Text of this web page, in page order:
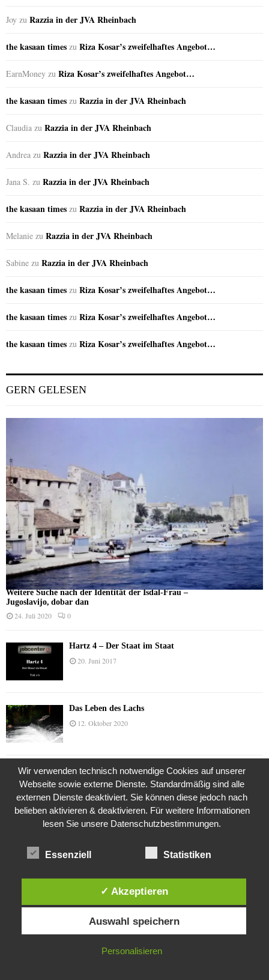
Joy zu Razzia in der JVA Rheinbach
the kasaan times zu Riza Kosar’s zweifelhaftes Angebot…
EarnMoney zu Riza Kosar’s zweifelhaftes Angebot…
the kasaan times zu Razzia in der JVA Rheinbach
Claudia zu Razzia in der JVA Rheinbach
Andrea zu Razzia in der JVA Rheinbach
Jana S. zu Razzia in der JVA Rheinbach
the kasaan times zu Razzia in der JVA Rheinbach
Melanie zu Razzia in der JVA Rheinbach
Sabine zu Razzia in der JVA Rheinbach
the kasaan times zu Riza Kosar’s zweifelhaftes Angebot…
the kasaan times zu Riza Kosar’s zweifelhaftes Angebot…
the kasaan times zu Riza Kosar’s zweifelhaftes Angebot…
GERN GELESEN
Weitere Suche nach der Identität der Isdal-Frau –
Jugoslavijo, dobar dan
24. Juli 2020 0
Hartz 4 – Der Staat im Staat
20. Juni 2017
Das Leben des Lachs
12. Oktober 2020
Die Geschichte der Kubushäuser
9. Juli 2018
Die Brexit-Lüge (1/8 Teil)
Diese Website verwendet Cookies. Durch die weitere Nutzung dieser
Website stimmst du der Verwendung von Cookies zu.
IN ORDNUNG
Wir verwenden technisch notwendige Cookies auf unserer
Webseite sowie externe Dienste. Standardmäßig sind alle
externen Dienste deaktiviert. Sie können diese jedoch nach
belieben aktivieren & deaktivieren. Für weitere Informationen
lesen Sie unsere Datenschutzbestimmungen.
Essenziell Statistiken
✓ Akzeptieren
Auswahl speichern
Personalisieren